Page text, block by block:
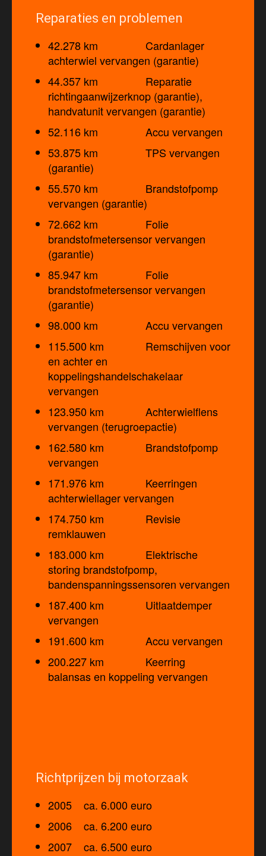
Reparaties en problemen
42.278 km Cardanlager
achterwiel vervangen (garantie)
44.357 km Reparatie
richtingaanwijzerknop (garantie),
handvatunit vervangen (garantie)
52.116 km Accu vervangen
53.875 km TPS vervangen
(garantie)
55.570 km Brandstofpomp
vervangen (garantie)
72.662 km Folie
brandstofmetersensor vervangen
(garantie)
85.947 km Folie
brandstofmetersensor vervangen
(garantie)
98.000 km Accu vervangen
115.500 km Remschijven voor
en achter en
koppelingshandelschakelaar
vervangen
123.950 km Achterwielflens
vervangen (terugroepactie)
162.580 km Brandstofpomp
vervangen
171.976 km Keerringen
achterwiellager vervangen
174.750 km Revisie
remklauwen
183.000 km Elektrische
storing brandstofpomp,
bandenspanningssensoren vervangen
187.400 km Uitlaatdemper
vervangen
191.600 km Accu vervangen
200.227 km Keerring
balansas en koppeling vervangen
Richtprijzen bij motorzaak
2005 ca. 6.000 euro
2006 ca. 6.200 euro
2007 ca. 6.500 euro